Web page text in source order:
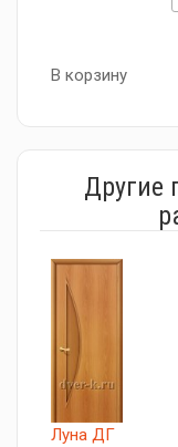
В корзину
Другие
Луна ДГ